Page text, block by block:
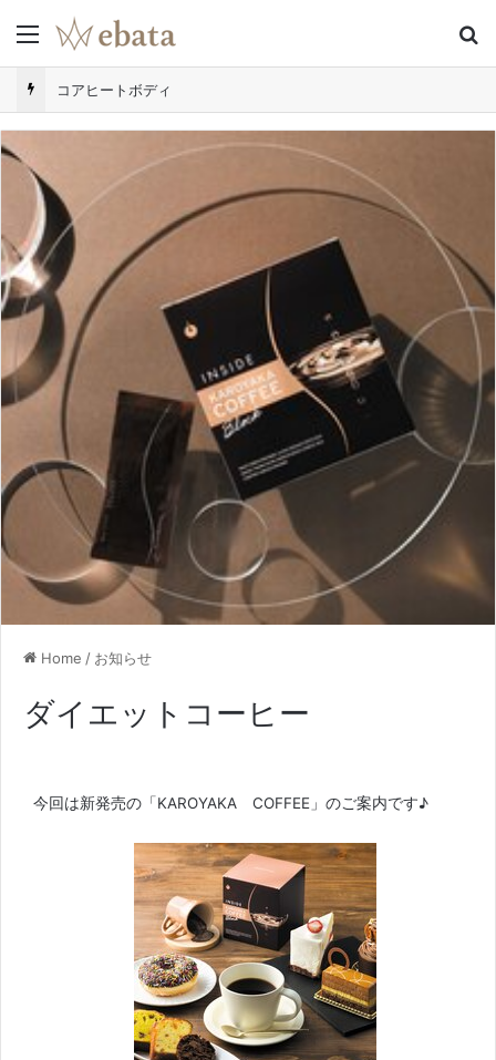
Menu
コアヒートボディ
Home / お知らせ
ダイエットコーヒー
今回は新発売の「KAROYAKA COFFEE」のご案内です♪